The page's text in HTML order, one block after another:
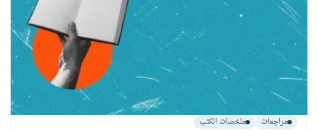
مراجعات ملخصات الكتب